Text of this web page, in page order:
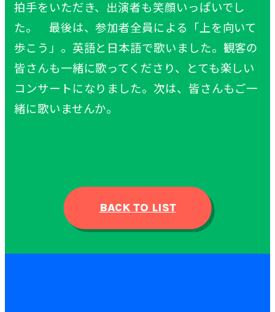
拍手をいただき、出演者も笑顔いっぱいでし
た。 最後は、参加者全員による「上を向いて
歩こう」。英語と日本語で歌いました。観客の
皆さんも一緒に歌ってくださり、とても楽しい
コンサートになりました。次は、皆さんもご一
緒に歌いませんか。
BACK TO LIST